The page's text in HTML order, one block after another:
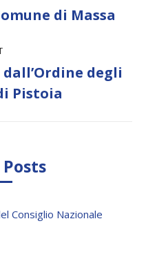
di Massa
degli
Pistoia
Consiglio Nazionale